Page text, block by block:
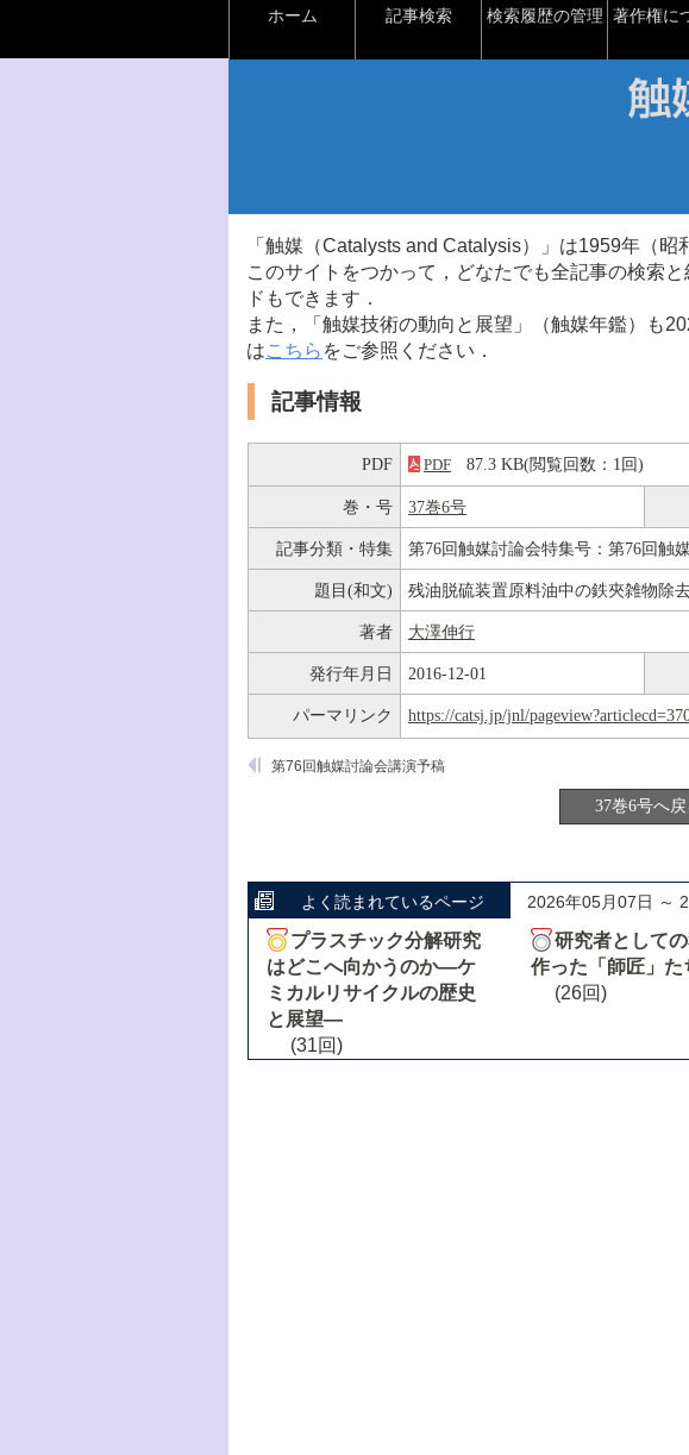
ホーム 記事検索 検索履歴の管理 著作権に
「触媒（Catalysts and Catalysis）」は1959年（
このサイトをつかって，どなたでも全記事の検索
ドもできます．
また，「触媒技術の動向と展望」（触媒年鑑）も
はこちら をご参照ください．
記事情報
PDF PDF 87.3 KB(閲覧回数：1回)
巻・号 37巻6号
記事分類・特集 第76回触媒討論会特集号：第76回触
題目(和文) 残油脱硫装置原料油中の鉄夾雑物除去
著者 大澤伸行
発行年月日 2016-12-01
パーマリンク https://catsj.jp/jnl/
第76回触媒討論会講演予稿
37巻6号へ戻
よく読まれているページ 2026年05月07日 ～
プラスチック分解研究
はどこへ向かうのか―ケ
ミカルリサイクルの歴史
と展望―
(31回)
研究者として
作った「師匠」た
(26回)